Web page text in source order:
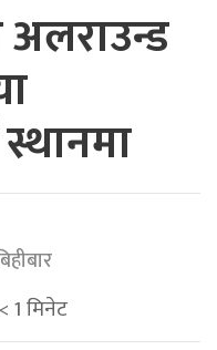
अलराउन्ड
< 1मिनेट